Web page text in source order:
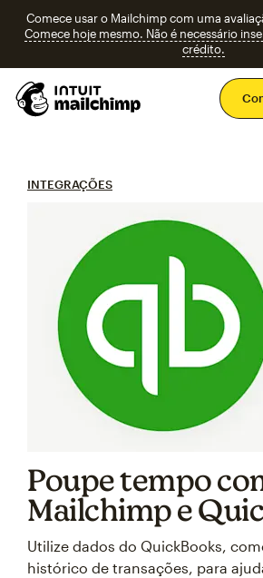
Comece usar o Mailchimp com uma
Comece hoje mesmo. Não é necessário
crédito.
INTEGRAÇÕES
Poupe tempo
Mailchimp e
Utilize dados do QuickBooks,
histórico de transações, para